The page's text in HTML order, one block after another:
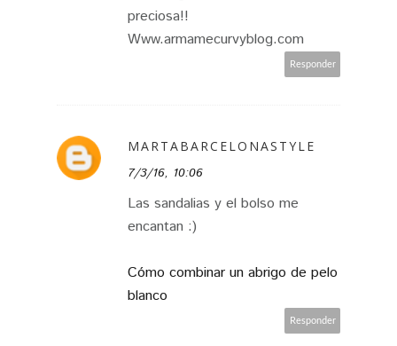
preciosa!!
Www.armamecurvyblog.com
Responder
MARTABARCELONASTYLE
7/3/16, 10:06
Las sandalias y el bolso me
encantan :)
Cómo combinar un abrigo de pelo
blanco
Responder